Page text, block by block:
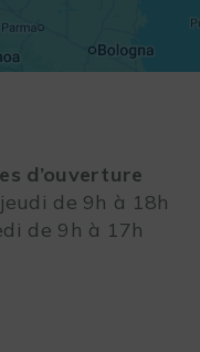
d’ouverture
de 9h à 18h
de 9h à 17h